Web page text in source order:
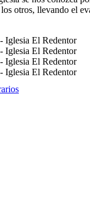
otros, llevando el